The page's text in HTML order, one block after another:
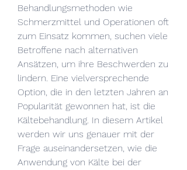
Behandlungsmethoden wie
Schmerzmittel und Operationen oft
zum Einsatz kommen, suchen viele
Betroffene nach alternativen
Ansätzen, um ihre Beschwerden zu
lindern. Eine vielversprechende
Option, die in den letzten Jahren an
Popularität gewonnen hat, ist die
Kältebehandlung. In diesem Artikel
werden wir uns genauer mit der
Frage auseinandersetzen, wie die
Anwendung von Kälte bei der